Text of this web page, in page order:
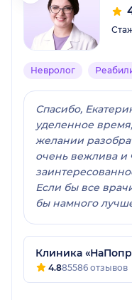
Невролог
Спасибо,
уделенное
желании
очень вежлива и
Если бы все
бы намного
Клиника
4.885586 отзывов